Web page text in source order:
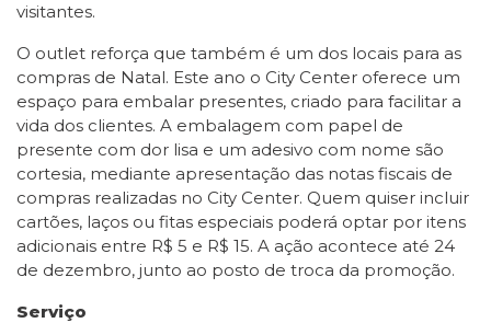
visitantes.
O outlet reforça que também é um dos locais para as
compras de Natal. Este ano o City Center oferece um
espaço para embalar presentes, criado para facilitar a
vida dos clientes. A embalagem com papel de
presente com dor lisa e um adesivo com nome são
cortesia, mediante apresentação das notas fiscais de
compras realizadas no City Center. Quem quiser incluir
cartões, laços ou fitas especiais poderá optar por itens
adicionais entre R$ 5 e R$ 15. A ação acontece até 24
de dezembro, junto ao posto de troca da promoção.
Serviço